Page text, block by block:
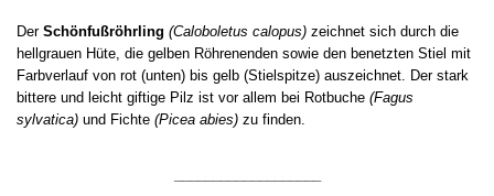
Der Schönfußröhrling (Caloboletus calopus) zeichnet sich durch die
hellgrauen Hüte, die gelben Röhrenenden sowie den benetzten Stiel mit
Farbverlauf von rot (unten) bis gelb (Stielspitze) auszeichnet. Der stark
bittere und leicht giftige Pilz ist vor allem bei Rotbuche (Fagus
sylvatica) und Fichte (Picea abies) zu finden.